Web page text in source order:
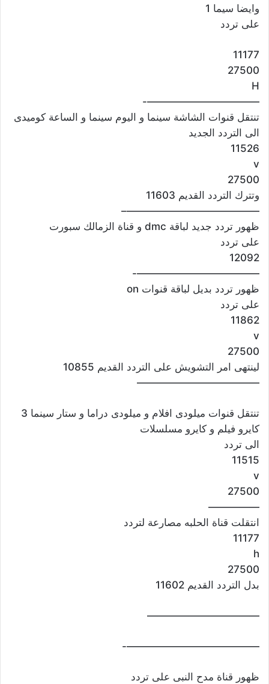
وايضا سيما 1
على تردد
11177
27500
H
———————————-
تنتقل قنوات الشاشة سينما و اليوم سينما و الساعة كوميدى
الى التردد الجديد
11526
v
27500
وتترك التردد القديم 11603
—————————————–
ظهور تردد جديد لباقة dmc و قناة الزمالك سبورت
على تردد
12092
————————————-
ظهور تردد بديل لباقة قنوات on
على تردد
11862
v
27500
لينتهى امر التشويش على التردد القديم 10855
————————————
تنتقل قنوات ميلودى افلام و ميلودى دراما و ستار سينما 3
كايرو فيلم و كايرو مسلسلات
الى تردد
11515
v
27500
—————
انتقلت قناة الحلبه مصارعة لتردد
11177
h
27500
بدل التردد القديم 11602
———————————
—————————————-
ظهور قناة مدح النبى على تردد